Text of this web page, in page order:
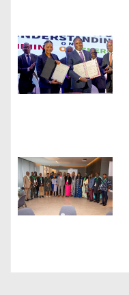
c
l
e